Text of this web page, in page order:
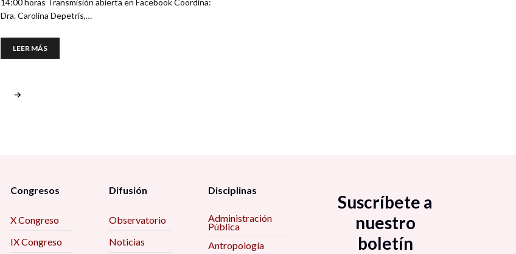
14:00 horas Transmisión abierta en Facebook Coordina:
Dra. Carolina Depetris,…
LEER MÁS
Congresos
X Congreso
IX Congreso
Difusión
Observatorio
Noticias
Disciplinas
Administración
Pública
Antropología
Suscríbete a
nuestro
boletín